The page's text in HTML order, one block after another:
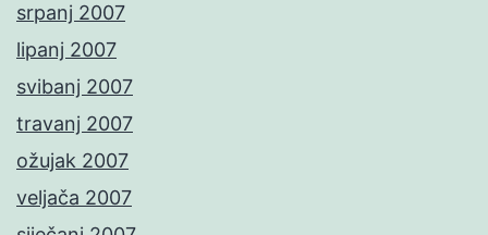
srpanj 2007
lipanj 2007
svibanj 2007
travanj 2007
ožujak 2007
veljača 2007